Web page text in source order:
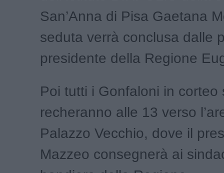
San’Anna di Pisa Gaetana
seduta verrà conclusa dalle
presidente della Regione
Poi tutti i Gonfaloni in corteo
recheranno alle 13 verso
Palazzo Vecchio, dove il
Mazzeo consegnerà ai